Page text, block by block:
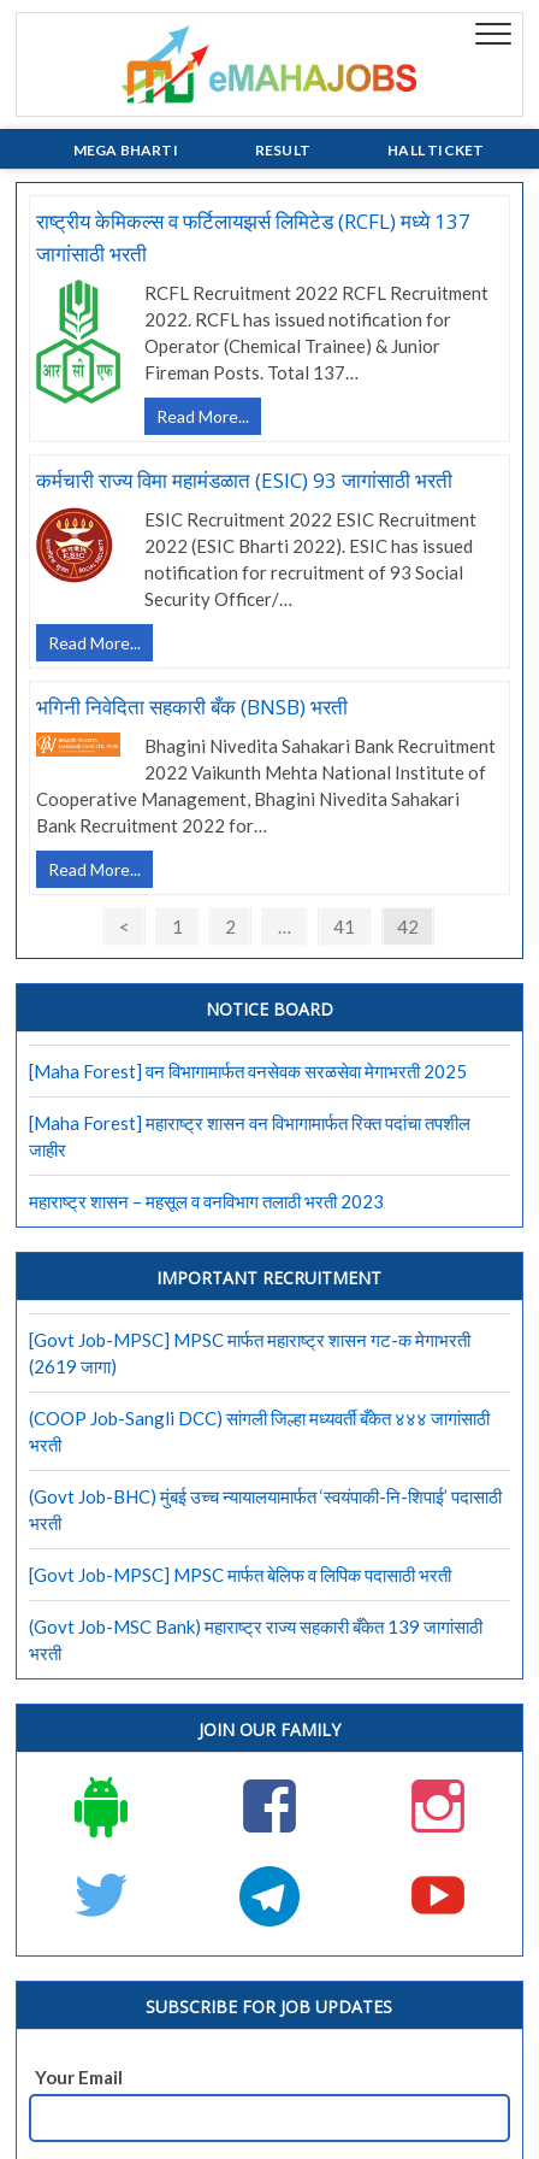
Skip
MEGA BHARTI RESULT HALL TICKET
राष्ट्रीय केमिकल्स व फर्टिलायझर्स लिमिटेड (RCFL) मध्ये 137
जागांसाठी भरती
RCFL Recruitment 2022 RCFL Recruitment
2022. RCFL has issued notification for
Operator (Chemical Trainee) & Junior
Fireman Posts. Total 137…
Read More...
केमिकल्स
फर्टिलायझर्स
लिमिटेड
(RCFL)
मध्ये
137
कर्मचारी राज्य विमा महामंडळात (ESIC) 93 जागांसाठी भरती
ESIC Recruitment 2022 ESIC Recruitment
2022 (ESIC Bharti 2022). ESIC has issued
notification for recruitment of 93 Social
Security Officer/…
Read More...
राज्य
महामंडळात
(ESIC)
93
जागांसाठी
भरती
भगिनी निवेदिता सहकारी बँक (BNSB) भरती
Bhagini Nivedita Sahakari Bank Recruitment
2022 Vaikunth Mehta National Institute of
Cooperative Management, Bhagini Nivedita Sahakari
Bank Recruitment 2022 for…
Read More...
निवेदिता
सहकारी
< 1 2 … 41 42
NOTICE BOARD
[Maha Forest] वन विभागामार्फत वनसेवक सरळसेवा मेगाभरती 2025
[Maha Forest] महाराष्ट्र शासन वन विभागामार्फत रिक्त पदांचा तपशील
जाहीर
महाराष्ट्र शासन – महसूल व वनविभाग तलाठी भरती 2023
IMPORTANT RECRUITMENT
[Govt Job-MPSC] MPSC मार्फत महाराष्ट्र शासन गट-क मेगाभरती
(2619 जागा)
(COOP Job-Sangli DCC) सांगली जिल्हा मध्यवर्ती बँकेत ४४४ जागांसाठी
भरती
(Govt Job-BHC) मुंबई उच्च न्यायालयामार्फत ‘स्वयंपाकी-नि-शिपाई’ पदासाठी
भरती
[Govt Job-MPSC] MPSC मार्फत बेलिफ व लिपिक पदासाठी भरती
(Govt Job-MSC Bank) महाराष्ट्र राज्य सहकारी बँकेत 139 जागांसाठी
भरती
JOIN OUR FAMILY
SUBSCRIBE FOR JOB UPDATES
Your Email